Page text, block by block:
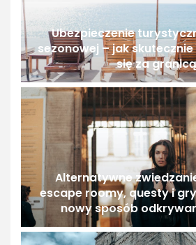
Ubezpieczenie
sezonowej – jak
się za granicą
Alternatywne
escape roomy, questy i
nowy sposób